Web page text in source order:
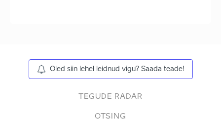
Oled siin lehel leidnud vigu? Saada teade!
TEGUDE RADAR
OTSING